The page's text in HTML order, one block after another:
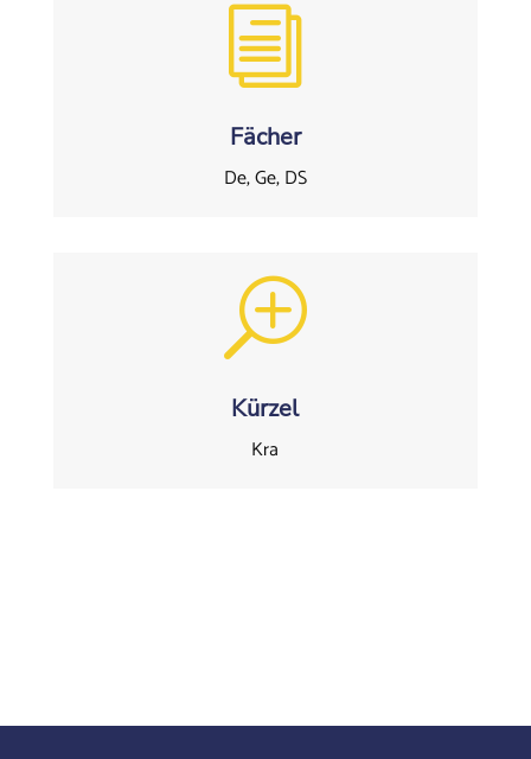
i
Fächer
De, Ge, DS
T
Kürzel
Kra